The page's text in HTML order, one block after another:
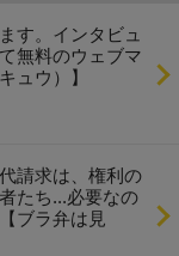
す。インタビュ
無料のウェブマ
ュウ）】
請求は、権利の
たち...必要なの
ブラ弁は見